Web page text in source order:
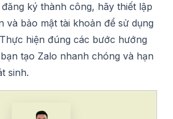
ký thành công, hãy thiết lập
và bảo mật tài khoản để sử dụng
hiện đúng các bước hướng
tạo Zalo nhanh chóng và hạn
sinh.